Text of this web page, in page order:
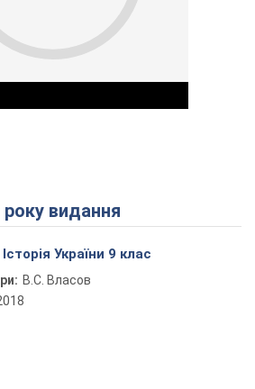
Play Video
року видання
України 9 клас
В.С. Власов